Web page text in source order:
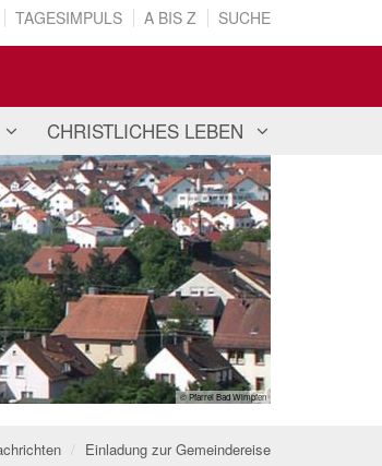
TAGESIMPULS A BIS Z SUCHE
CHRISTLICHES LEBEN
© P. Sijoy
Einladung zur Gemeindereise